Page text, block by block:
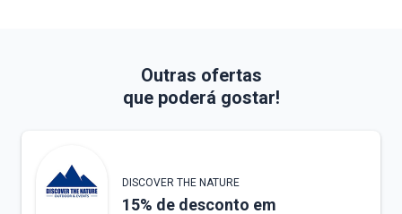
Outras ofertas
que poderá gostar!
DISCOVER THE NATURE
15% de desconto em